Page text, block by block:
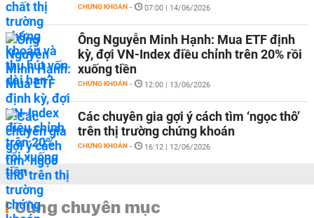
CHỨNG KHOÁN - 07:00 | 14/06/2026
Ông Nguyễn Minh Hạnh: Mua ETF định
kỳ, đợi VN-Index điều chỉnh trên 20% rồi
xuống tiền
CHỨNG KHOÁN - 12:00 | 13/06/2026
Các chuyên gia gợi ý cách tìm ‘ngọc thô’
trên thị trường chứng khoán
CHỨNG KHOÁN - 16:12 | 12/06/2026
Cùng chuyên mục